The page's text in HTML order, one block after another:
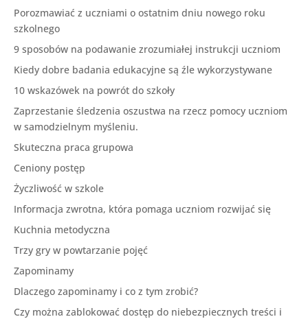
Porozmawiać z uczniami o ostatnim dniu nowego roku
szkolnego
9 sposobów na podawanie zrozumiałej instrukcji uczniom
Kiedy dobre badania edukacyjne są źle wykorzystywane
10 wskazówek na powrót do szkoły
Zaprzestanie śledzenia oszustwa na rzecz pomocy uczniom
w samodzielnym myśleniu.
Skuteczna praca grupowa
Ceniony postęp
Życzliwość w szkole
Informacja zwrotna, która pomaga uczniom rozwijać się
Kuchnia metodyczna
Trzy gry w powtarzanie pojęć
Zapominamy
Dlaczego zapominamy i co z tym zrobić?
Czy można zablokować dostęp do niebezpiecznych treści i